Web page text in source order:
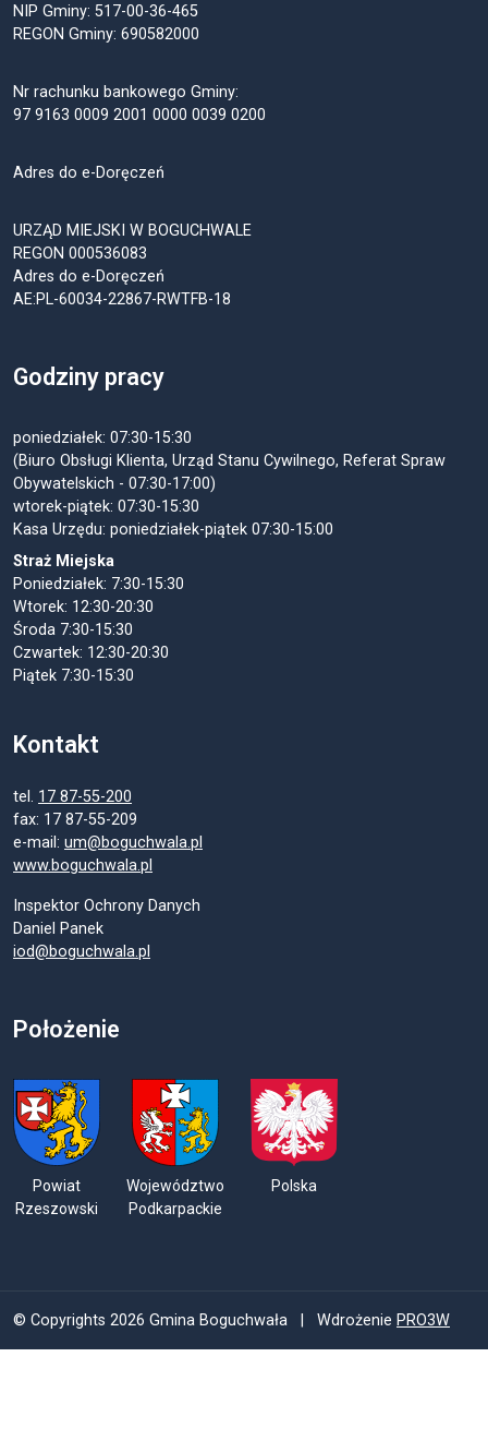
NIP Gminy: 517-00-36-465
REGON Gminy: 690582000
Nr rachunku bankowego Gminy:
97 9163 0009 2001 0000 0039 0200
Adres do e-Doręczeń
URZĄD MIEJSKI W BOGUCHWALE
REGON 000536083
Adres do e-Doręczeń
AE:PL-60034-22867-RWTFB-18
Godziny pracy
poniedziałek: 07:30-15:30
(Biuro Obsługi Klienta, Urząd Stanu Cywilnego, Referat Spraw
Obywatelskich - 07:30-17:00)
wtorek-piątek: 07:30-15:30
Kasa Urzędu: poniedziałek-piątek 07:30-15:00
Straż Miejska
Poniedziałek: 7:30-15:30
Wtorek: 12:30-20:30
Środa 7:30-15:30
Czwartek: 12:30-20:30
Piątek 7:30-15:30
Kontakt
tel. 17 87-55-200
fax: 17 87-55-209
e-mail: um@boguchwala.pl
www.boguchwala.pl
Inspektor Ochrony Danych
Daniel Panek
iod@boguchwala.pl
Położenie
Powiat
Rzeszowski
Województwo
Podkarpackie
Polska
© Copyrights 2026 Gmina Boguchwała | Wdrożenie PRO3W